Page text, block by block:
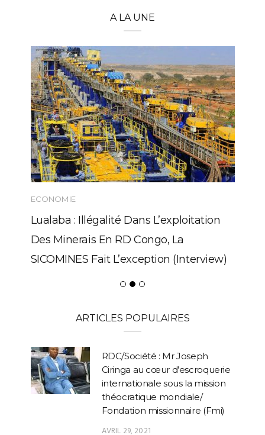
A LA UNE
ECONOMIE
Lualaba : Illégalité Dans L’exploitation
Des Minerais En RD Congo, La
SICOMINES Fait L’exception (Interview)
ARTICLES POPULAIRES
RDC/Société : Mr Joseph
Ciringa au cœur d’escroquerie
internationale sous la mission
théocratique mondiale/
Fondation missionnaire (Fmi)
AVRIL 29, 2021